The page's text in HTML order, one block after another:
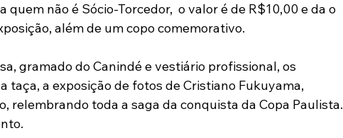
quem não é Sócio-Torcedor,  o valor é de R$10,00 e da o
além de um copo comemorativo.
gramado do Canindé e vestiário profissional, os
taça, a exposição de fotos de Cristiano Fukuyama,
relembrando toda a saga da conquista da Copa Paulista.